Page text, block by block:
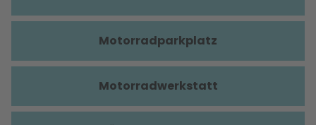
Motorradparkplatz
Motorradwerkstatt